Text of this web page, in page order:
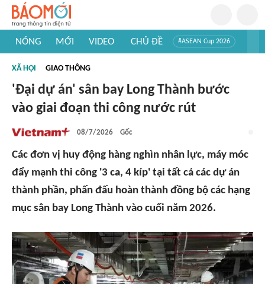
NÓNG MỚI VIDEO CHỦ ĐỀ #ASEAN Cup 2026
#Khám phá Việt Nam
XÃ HỘI GIAO THÔNG
'Đại dự án' sân bay Long Thành bước
vào giai đoạn thi công nước rút
08/7/2026 Gốc
Các đơn vị huy động hàng nghìn nhân lực, máy móc
đẩy mạnh thi công '3 ca, 4 kíp' tại tất cả các dự án
thành phần, phấn đấu hoàn thành đồng bộ các hạng
mục sân bay Long Thành vào cuối năm 2026.